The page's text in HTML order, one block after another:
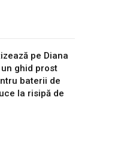
pe Diana
ghid prost
baterii de
la risipă de